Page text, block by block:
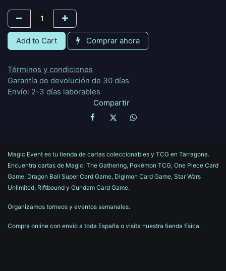
Add to Cart Comprar ahora
Términos y condiciones
Garantía de devolución de 30 días
Envío: 2-3 días laborables
Compartir
Magic Event es tu tienda de cartas coleccionables y TCG en Tarragona.
Encuentra cartas de Magic: The Gathering, Pokémon TCG, One Piece Card
Game, Dragon Ball Super Card Game, Digimon Card Game, Star Wars
Unlimited, Riftbound y Gundam Card Game.
Organizamos torneos y eventos semanales.
Compra online con envío a toda España o visita nuestra tienda física.